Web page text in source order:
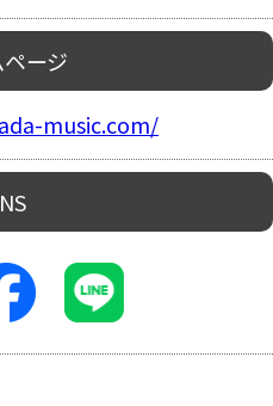
ージ
music.com/